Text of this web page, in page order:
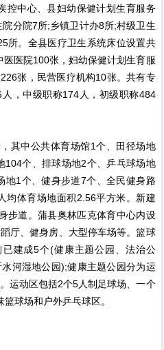
控中心、县妇幼保健计划生育服务
分院7所;乡镇卫计办8所;村级卫生
所。全县医疗卫生系统床位设置共
医院100张，妇幼保健计划生育服
张，民营医疗机构10张。共有专
，中级职称174人，初级职称484
中公共体育场馆1个、田径场地
104个、排球场地2个、乒乓球场地
地1个、健身步道7个、全民健身路
均体育场地面积2.56平方米。新建
步道。蒲县奥林匹克体育中心内设
厅、健身房、大型停车场等。篮球
建成5个(健康主题公园、法治公
河湿地公园);健康主题公园分为运
运动区包括2个5人制足球场、一个
球场和户外乒乓球区。